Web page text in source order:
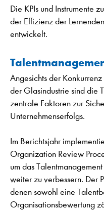
Die KPIs und Instrumente
der Effizienz der
entwickelt.
Angesichts der
der Glasindustrie sind die
zentrale Faktoren zur
Unternehmenserfolgs.
Im Berichtsjahr
Organization Review
um das
weiter zu verbessern. Der
denen sowohl eine
Organisationsbewertung